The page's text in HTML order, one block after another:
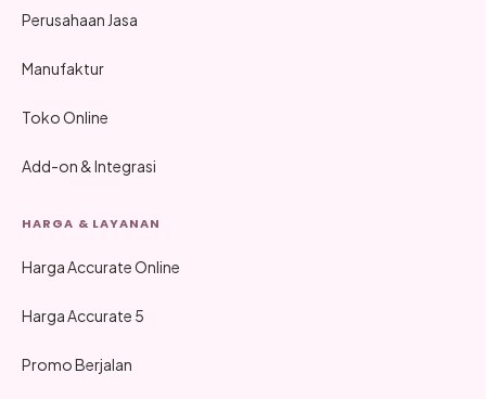
Perusahaan Jasa
Manufaktur
Toko Online
Add-on & Integrasi
HARGA & LAYANAN
Harga Accurate Online
Harga Accurate 5
Promo Berjalan